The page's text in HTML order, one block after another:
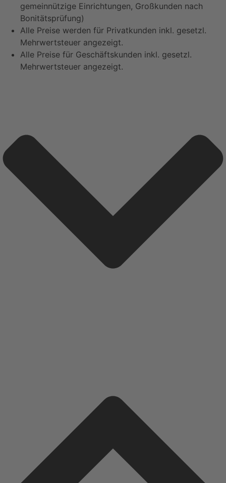
gemeinnützige Einrichtungen, Großkunden nach
Bonitätsprüfung)
Alle Preise werden für Privatkunden inkl. gesetzl.
Mehrwertsteuer angezeigt.
Alle Preise für Geschäftskunden inkl. gesetzl.
Mehrwertsteuer angezeigt.